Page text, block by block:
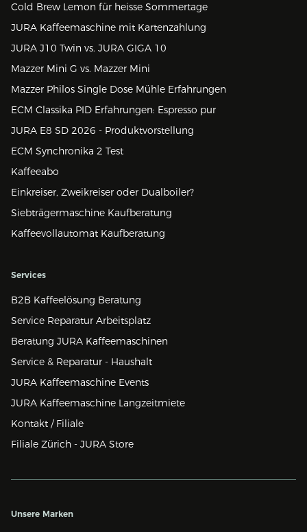
Cold Brew Lemon für heisse Sommertage
JURA Kaffeemaschine mit Kartenzahlung
JURA J10 Twin vs. JURA GIGA 10
Mazzer Mini G vs. Mazzer Mini
Mazzer Philos Single Dose Mühle Erfahrungen
ECM Classika PID Erfahrungen: Espresso pur
JURA E8 SD 2026 - Produktvorstellung
ECM Synchronika 2 Test
Kaffeeabo
Einkreiser, Zweikreiser oder Dualboiler?
Siebträgermaschine Kaufberatung
Kaffeevollautomat Kaufberatung
Services
B2B Kaffeelösung Beratung
Service Reparatur Arbeitsplatz
Beratung JURA Kaffeemaschinen
Service & Reparatur - Haushalt
JURA Kaffeemaschine Events
JURA Kaffeemaschine Langzeitmiete
Kontakt / Filiale
Filiale Zürich - JURA Store
Unsere Marken